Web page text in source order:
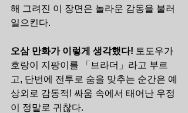
해 그려진 이 장면은 놀라운 감동을 불러
일으킨다.
오삼 만화가 이렇게 생각했다! 토도우가
호랑이 지팡이를 「브라더」라고 부르
고, 단번에 전투로 숨을 맞추는 순간은 예
상외로 감동적! 싸움 속에서 태어난 우정
이 정말로 귀찮다.